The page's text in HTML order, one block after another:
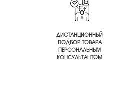
ДИСТАНЦИОННЫЙ
ПОДБОР ТОВАРА
ПЕРСОНАЛЬНЫМ
КОНСУЛЬТАНТОМ